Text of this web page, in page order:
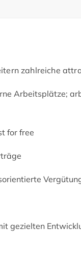
zahlreiche
Arbeitsplätze;
for free
gezielten